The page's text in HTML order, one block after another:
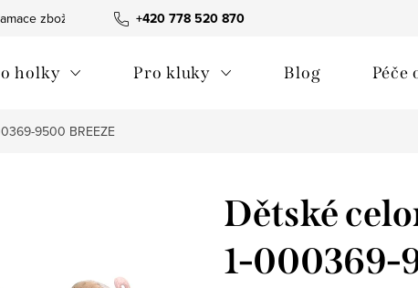
+420 778 520 870
zboží Obchodní podmínky
holky Pro kluky Blog Péče
9500 BREEZE
Dětské
1-000369-